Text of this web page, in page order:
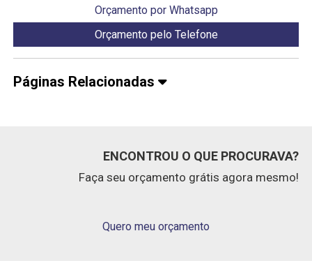
Orçamento por Whatsapp
Orçamento pelo Telefone
Páginas Relacionadas
ENCONTROU O QUE PROCURAVA?
Faça seu orçamento grátis agora mesmo!
Quero meu orçamento